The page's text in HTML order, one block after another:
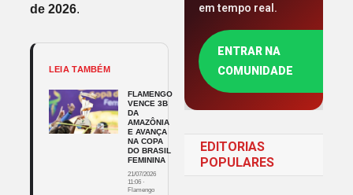
de 2026.
LEIA TAMBÉM
FLAMENGO
VENCE 3B
DA
AMAZÔNIA
E AVANÇA
NA COPA
DO BRASIL
FEMININA
21/07/2026
11:06 ·
Flamengo
em tempo real.
ENTRAR NA
COMUNIDADE
EDITORIAS
POPULARES